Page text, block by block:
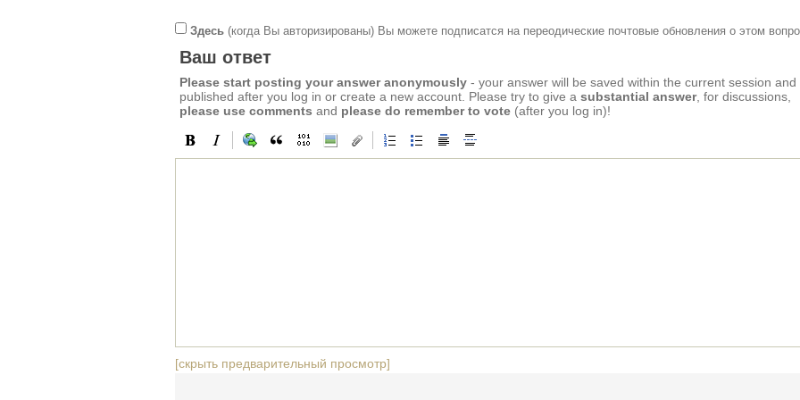
Здесь (когда Вы авторизированы) Вы можете подписатся на переодические почтовые обновления о этом
Ваш ответ
Please start posting your answer anonymously - your answer will be saved within the current session and
published after you log in or create a new account. Please try to give a substantial answer, for discussions,
please use comments and please do remember to vote (after you log in)!
[скрыть предварительный просмотр]